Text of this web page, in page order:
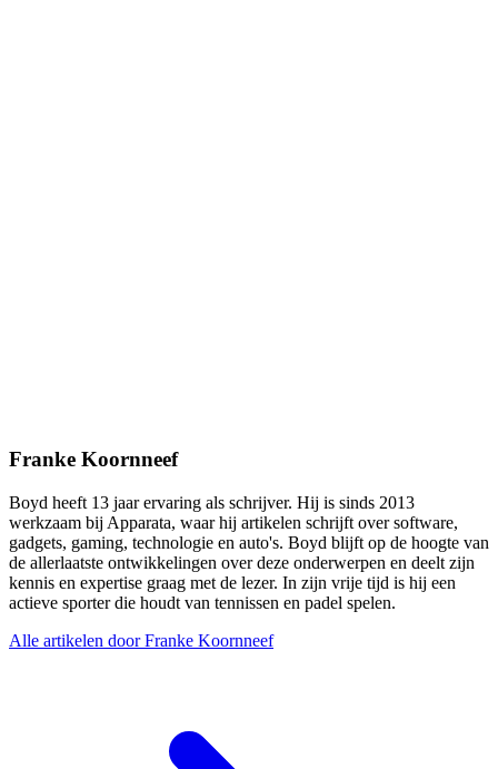
Franke Koornneef
Boyd heeft 13 jaar ervaring als schrijver. Hij is sinds 2013
werkzaam bij Apparata, waar hij artikelen schrijft over software,
gadgets, gaming, technologie en auto's. Boyd blijft op de hoogte van
de allerlaatste ontwikkelingen over deze onderwerpen en deelt zijn
kennis en expertise graag met de lezer. In zijn vrije tijd is hij een
actieve sporter die houdt van tennissen en padel spelen.
Alle artikelen door Franke Koornneef